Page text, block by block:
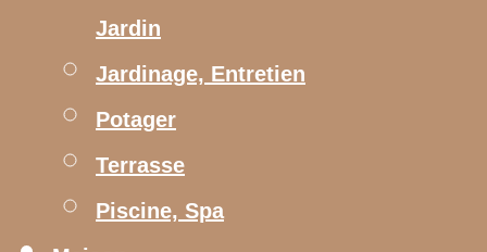
Jardin
Jardinage, Entretien
Potager
Terrasse
Piscine, Spa